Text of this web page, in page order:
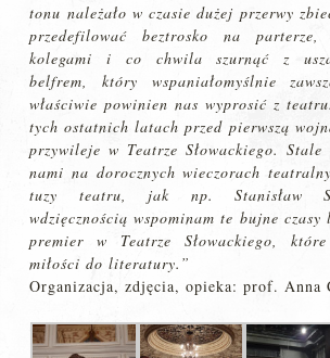
tonu należało w czasie dużej przerwy
przedefilować beztrosko na
kolegami i co chwila szurnąć z
belfrem, który wspaniałomyślnie
właściwie powinien nas wyprosić z
tych ostatnich latach przed pierwszą
przywileje w Teatrze Słowackiego. Stale
nami na dorocznych wieczorach
tuzy teatru, jak np. Stanisław
wdzięcznością wspominam te bujne
premier w Teatrze Słowackiego, które
miłości do literatury.”
Organizacja, zdjęcia, opieka: prof. Anna